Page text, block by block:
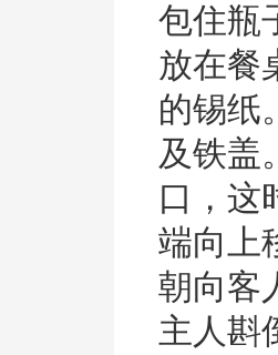
包住瓶
放在餐
的锡纸
及铁盖
口，这
端向上
朝向客
主人斟